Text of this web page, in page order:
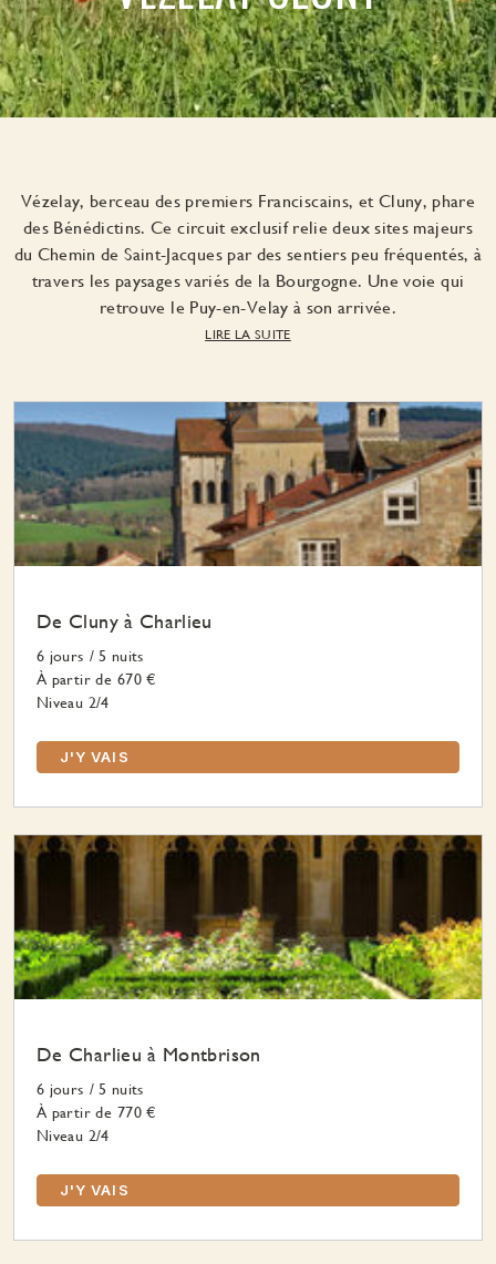
Vézelay, berceau des premiers Franciscains, et Cluny, phare
des Bénédictins. Ce circuit exclusif relie deux sites majeurs
du Chemin de Saint-Jacques par des sentiers peu fréquentés, à
travers les paysages variés de la Bourgogne. Une voie qui
retrouve le Puy-en-Velay à son arrivée.
LIRE LA SUITE
De Cluny à Charlieu
6 jours /5 nuits
À partir de 670 €
Niveau 2/4
J'Y VAIS
De Charlieu à Montbrison
6 jours /5 nuits
À partir de 770 €
Niveau 2/4
J'Y VAIS